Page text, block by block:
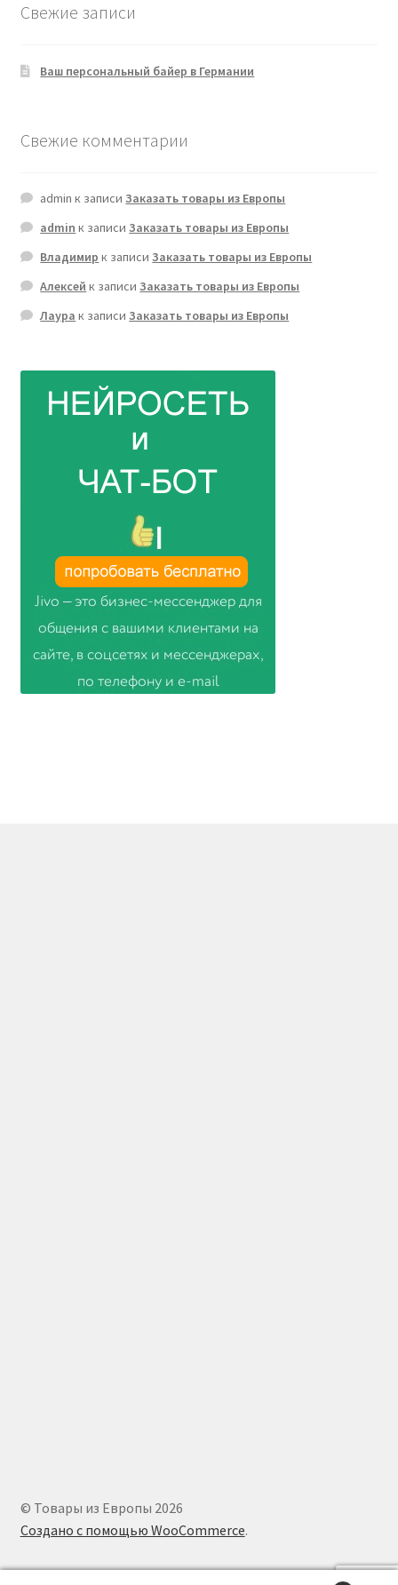
Свежие записи
Ваш персональный байер в Германии
Свежие комментарии
admin к записиЗаказать товары из Европы
admin к записиЗаказать товары из Европы
Владимир к записиЗаказать товары из Европы
Алексей к записиЗаказать товары из Европы
Лаура к записиЗаказать товары из Европы
© Товары из Европы 2026
Создано с помощью WooCommerce.